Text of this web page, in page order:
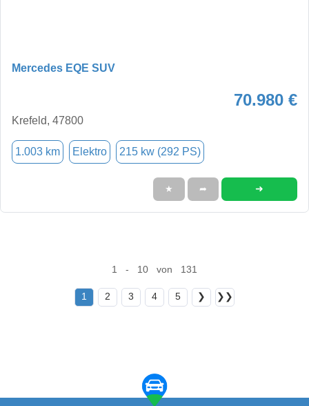
Mercedes EQE SUV
70.980 €
Krefeld, 47800
1.003 km Elektro 215 kw (292 PS)
★ ➦ ➜
1 - 10 von 131
1 2 3 4 5 ❯ ❯❯